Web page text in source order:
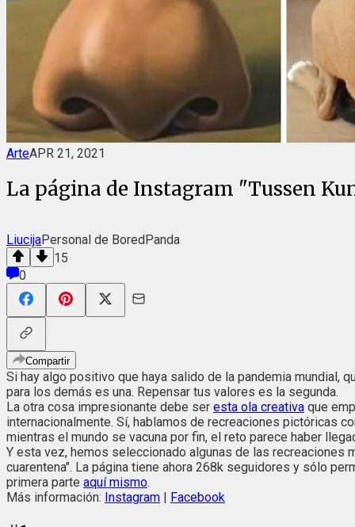
ArteAPR 21, 2021
La página de Instagram "Tussen
LiucijaPersonal de BoredPanda
15
0
Compartir
Si hay algo positivo que haya salido de la pandemia mundial,
para los demás es una. Repensar tus valores es la segunda.
La otra cosa impresionante debe ser esta ola creativa que
internacionalmente. Sí, hablamos de recreaciones pictóricas
mientras el mundo se vacuna por fin, el reto parece haber
Y esta vez, hemos seleccionado algunas de las recreaciones
cuarentena". La página tiene ahora 268k seguidores y sólo
primera parte aquí mismo.
Más información: Instagram | Facebook